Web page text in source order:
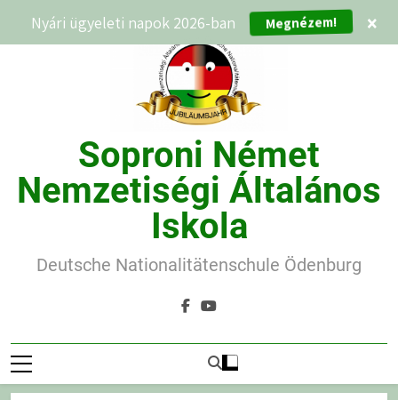
Soproni Német
Nemzetiségi Általános
Iskola
Deutsche Nationalitätenschule Ödenburg
Nyári ügyeleti napok 2026-ban Megnézem! ×